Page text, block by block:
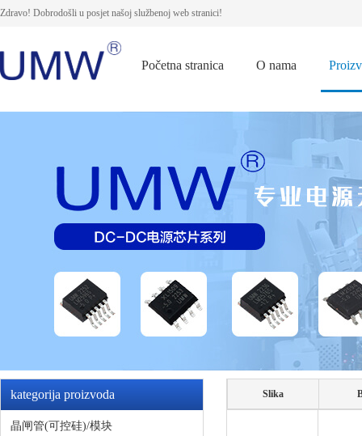
Zdravo! Dobrodošli u posjet našoj službenoj web stranici!
Početna stranica O nama
kategorija proizvoda
晶闸管(可控硅)/模块
Slika